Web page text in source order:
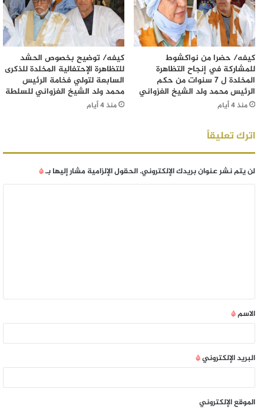
كيفه/ حضرا من نواكشوط
للمشاركة في إنجاح التظاهرة
المخلدة ل 7 سنوات من حكم
الرئيس محمد ولد الشيخ الغزواني
منذ 4 أيام
كيفه/ توضيح بخصوص الحشد
للتظاهرة الإحتفالية المخلدة للذكرى
السابعة لتولي فخامة الرئيس
محمد ولد الشيخ الغزواني للسلطة
منذ 4 أيام
اترك تعليقاً
لن يتم نشر عنوان بريدك الإلكتروني.الحقول الإلزامية مشار إليها بـ*
الاسم*
البريد الإلكتروني*
الموقع الإلكتروني